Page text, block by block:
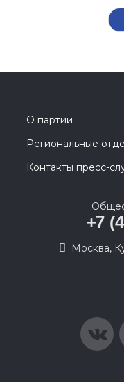
О партии
Региональные
Контакты пресс-
+7
Москва,